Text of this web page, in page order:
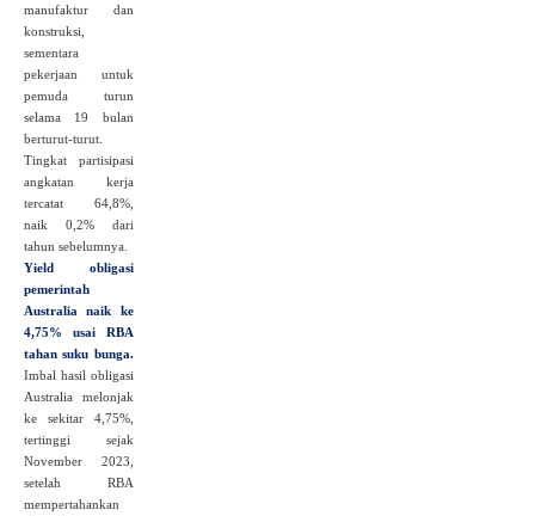
manufaktur dan
konstruksi,
sementara
pekerjaan untuk
pemuda turun
selama 19 bulan
berturut-turut.
Tingkat partisipasi
angkatan kerja
tercatat 64,8%,
naik 0,2% dari
tahun sebelumnya.
Yield obligasi
pemerintah
Australia naik ke
4,75% usai RBA
tahan suku bunga.
Imbal hasil obligasi
Australia melonjak
ke sekitar 4,75%,
tertinggi sejak
November 2023,
setelah RBA
mempertahankan